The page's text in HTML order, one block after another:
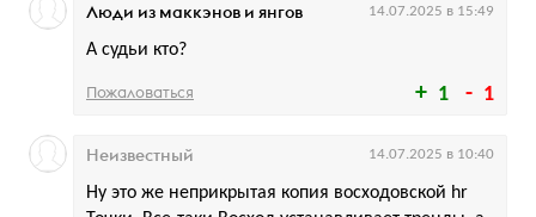
1 1
А судьи кто?
Люди из маккэнов и янгов 14.07.2025 в 15:49
Пожаловаться
Ну это же неприкрытая копия восходовской hr
Неизвестный 14.07.2025 в 10:40